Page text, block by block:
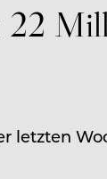
letzten